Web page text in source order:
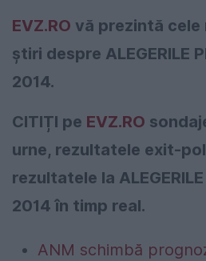
EVZ.RO vă prezintă
știri despre ALEGERILE
2014.
CITIȚI pe EVZ.RO
urne, rezultatele exit-
rezultatele la ALEGERILE
2014 în timp real.
ANM schimbă